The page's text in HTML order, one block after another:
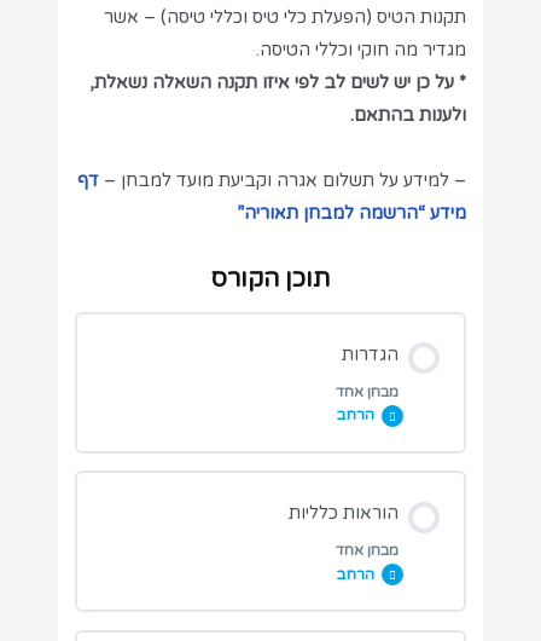
תקנות הטיס (הפעלת כלי טיס וכללי טיסה) – אשר
מגדיר מה חוקי וכללי הטיסה.
* על כן יש לשים לב לפי איזו תקנה השאלה נשאלת,
ולענות בהתאם.
– למידע על תשלום אגרה וקביעת מועד למבחן –דף
מידע “הרשמה למבחן תאוריה”
תוכן הקורס
הגדרות
מבחן אחד
הרחב
מבחני תרגול בנושא השיעור:
מבחן הגדרות
הוראות כלליות
מבחן אחד
הרחב